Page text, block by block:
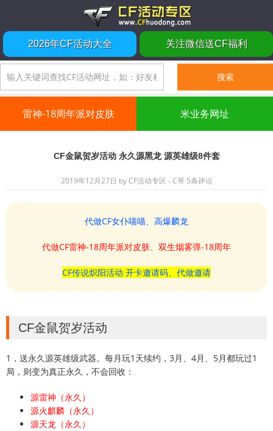
2026年CF活动大全 关注微信送CF福利
雷神-18周年派对皮肤 米业务网址
CF金鼠贺岁活动 永久源黑龙 源英雄级8件套
2019年12月27日 byCF活动专区 - C哥 5条评论
代做CF女仆喵喵、高爆麟龙
代做CF雷神-18周年派对皮肤、双生烟雾弹-18周年
CF传说炽阳活动 开卡邀请码、代做邀请
CF金鼠贺岁活动
1，送永久源英雄级武器。每月玩1天续约，3月、4月、5月都玩过1
局，则变为真正永久，不会回收：
源雷神（永久）
源火麒麟（永久）
源天龙（永久）